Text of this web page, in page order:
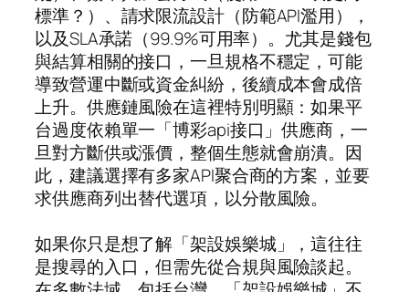
標準？）、請求限流設計（防範API濫用），
以及SLA承諾（99.9%可用率）。尤其是錢包
與結算相關的接口，一旦規格不穩定，可能
導致營運中斷或資金糾紛，後續成本會成倍
上升。供應鏈風險在這裡特別明顯：如果平
台過度依賴單一「博彩api接口」供應商，一
旦對方斷供或漲價，整個生態就會崩潰。因
此，建議選擇有多家API聚合商的方案，並要
求供應商列出替代選項，以分散風險。
如果你只是想了解「架設娛樂城」，這往往
是搜尋的入口，但需先從合規與風險談起。